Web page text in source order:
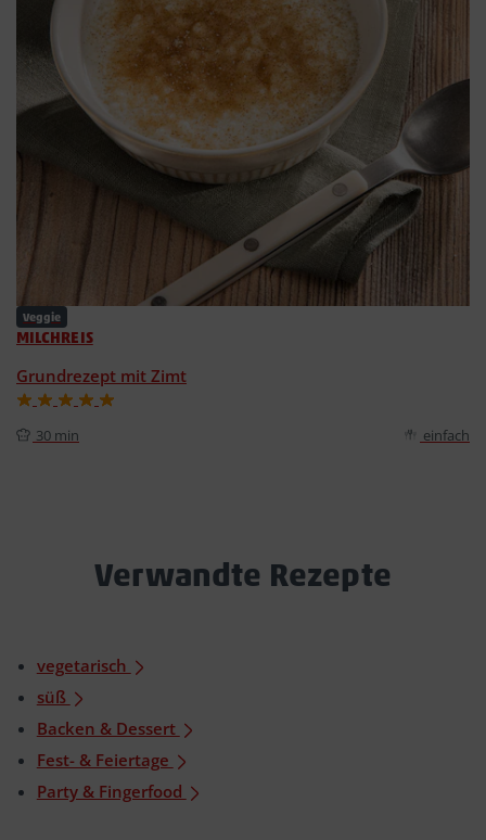
Veggie
MILCHREIS
Grundrezept mit Zimt
30 min einfach
Verwandte Rezepte
vegetarisch
süß
Backen & Dessert
Fest- & Feiertage
Party & Fingerfood